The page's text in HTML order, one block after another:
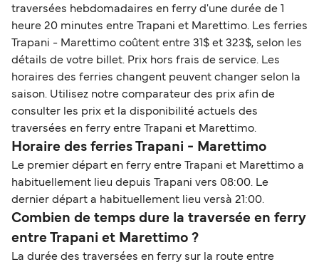
traversées hebdomadaires en ferry d'une durée de 1
heure 20 minutes entre Trapani et Marettimo. Les ferries
Trapani - Marettimo coûtent entre 31$ et 323$, selon les
détails de votre billet. Prix hors frais de service. Les
horaires des ferries changent peuvent changer selon la
saison. Utilisez notre comparateur des prix afin de
consulter les prix et la disponibilité actuels des
traversées en ferry entre Trapani et Marettimo.
Horaire des ferries Trapani - Marettimo
Le premier départ en ferry entre Trapani et Marettimo a
habituellement lieu depuis Trapani vers 08:00. Le
dernier départ a habituellement lieu versà 21:00.
Combien de temps dure la traversée en ferry
entre Trapani et Marettimo ?
La durée des traversées en ferry sur la route entre